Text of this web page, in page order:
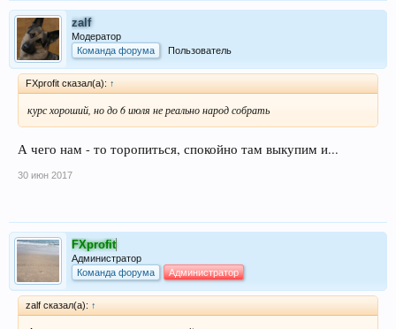
zalf
Модератор
Команда форума
Пользователь
FXprofit сказал(а): ↑
курс хороший, но до 6 июля не реально народ собрать
А чего нам - то торопиться, спокойно там выкупим и...
30 июн 2017
FXprofit
Администратор
Команда форума
Администратор
zalf сказал(а): ↑